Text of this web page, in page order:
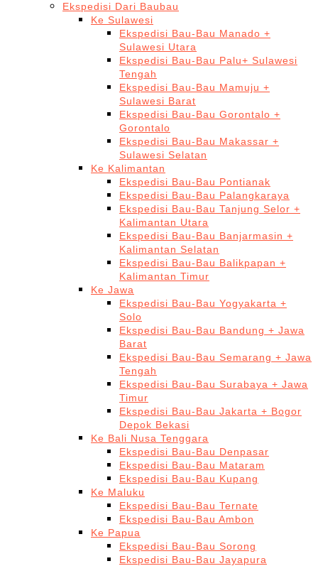
Ekspedisi Dari Baubau
Ke Sulawesi
Ekspedisi Bau-Bau Manado +
Sulawesi Utara
Ekspedisi Bau-Bau Palu+ Sulawesi
Tengah
Ekspedisi Bau-Bau Mamuju +
Sulawesi Barat
Ekspedisi Bau-Bau Gorontalo +
Gorontalo
Ekspedisi Bau-Bau Makassar +
Sulawesi Selatan
Ke Kalimantan
Ekspedisi Bau-Bau Pontianak
Ekspedisi Bau-Bau Palangkaraya
Ekspedisi Bau-Bau Tanjung Selor +
Kalimantan Utara
Ekspedisi Bau-Bau Banjarmasin +
Kalimantan Selatan
Ekspedisi Bau-Bau Balikpapan +
Kalimantan Timur
Ke Jawa
Ekspedisi Bau-Bau Yogyakarta +
Solo
Ekspedisi Bau-Bau Bandung + Jawa
Barat
Ekspedisi Bau-Bau Semarang + Jawa
Tengah
Ekspedisi Bau-Bau Surabaya + Jawa
Timur
Ekspedisi Bau-Bau Jakarta + Bogor
Depok Bekasi
Ke Bali Nusa Tenggara
Ekspedisi Bau-Bau Denpasar
Ekspedisi Bau-Bau Mataram
Ekspedisi Bau-Bau Kupang
Ke Maluku
Ekspedisi Bau-Bau Ternate
Ekspedisi Bau-Bau Ambon
Ke Papua
Ekspedisi Bau-Bau Sorong
Ekspedisi Bau-Bau Jayapura